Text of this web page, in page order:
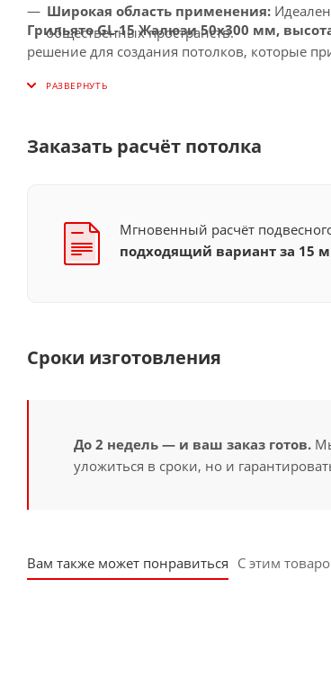
Широкая область применения:
общественных пространств.
Грильято GL-15 Жалюзи 50x300 мм,
решение для создания потолков, которые
Заказать расчёт потолка
Мгновенный расчёт
подходящий вариант за 15
Сроки изготовления
До 2 недель — и ваш заказ готов.
уложиться в сроки, но и
Вам также может понравиться С этим